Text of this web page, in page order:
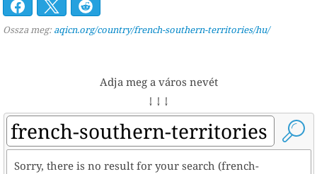
Ossza meg: aqicn.org/country/french-southern-territories/hu/
Adja meg a város nevét
↓ ↓ ↓
Sorry, there is no result for your search (french-